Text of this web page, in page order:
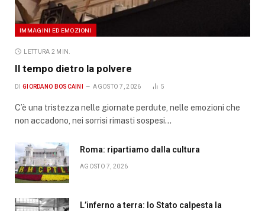
IMMAGINI ED EMOZIONI
LETTURA 2 MIN.
Il tempo dietro la polvere
DI GIORDANO BOSCAINI AGOSTO 7, 2026 5
C’è una tristezza nelle giornate perdute, nelle emozioni che
non accadono, nei sorrisi rimasti sospesi…
Roma: ripartiamo dalla cultura
AGOSTO 7, 2026
L’inferno a terra: lo Stato calpesta la